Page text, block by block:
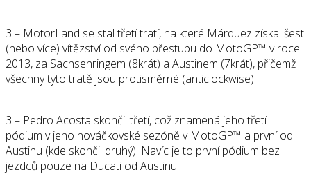
3 – MotorLand se stal třetí tratí, na které Márquez získal šest
(nebo více) vítězství od svého přestupu do MotoGP™️ v roce
2013, za Sachsenringem (8krát) a Austinem (7krát), přičemž
všechny tyto tratě jsou protisměrné (anticlockwise).
3 – Pedro Acosta skončil třetí, což znamená jeho třetí
pódium v jeho nováčkovské sezóně v MotoGP™️ a první od
Austinu (kde skončil druhý). Navíc je to první pódium bez
jezdců pouze na Ducati od Austinu.